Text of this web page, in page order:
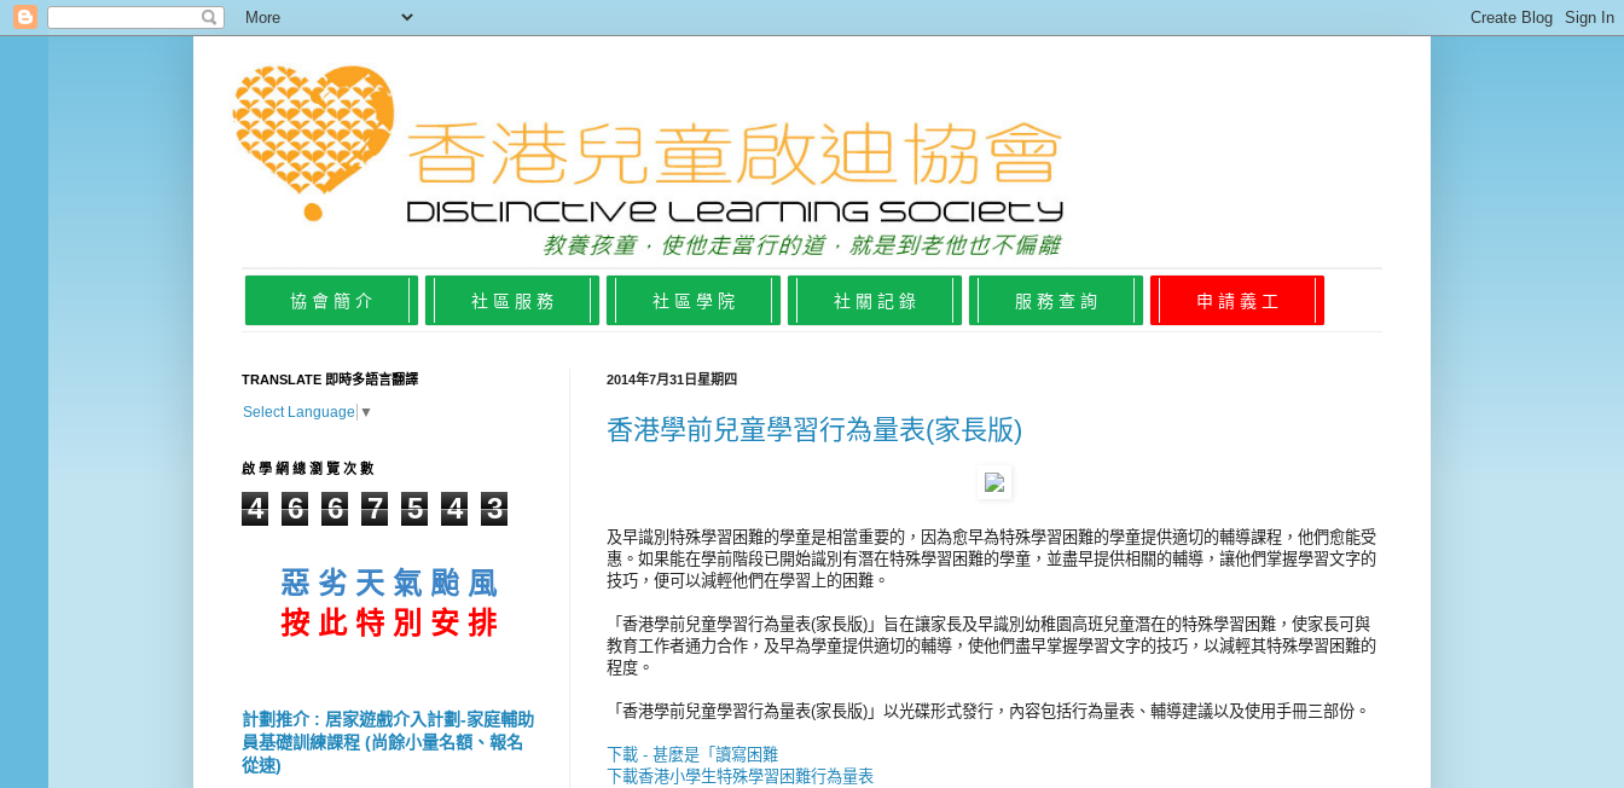
協 會 簡 介 社 區 服 務 社 區 學 院 社 關 記 錄 服 務 查 詢 申 請 義 工
2014年7月31日星期四
香港學前兒童學習行為量表(家長版)
及早識別特殊學習困難的學童是相當重要的，因為愈早為特殊學習困難的學童提供適切的輔導課程，他們愈能受
惠。如果能在學前階段已開始識別有潛在特殊學習困難的學童，並盡早提供相關的輔導，讓他們掌握學習文字的
技巧，便可以減輕他們在學習上的困難。
「香港學前兒童學習行為量表(家長版)」旨在讓家長及早識別幼稚園高班兒童潛在的特殊學習困難，使家長可與
教育工作者通力合作，及早為學童提供適切的輔導，使他們盡早掌握學習文字的技巧，以減輕其特殊學習困難的
程度。
「香港學前兒童學習行為量表(家長版)」以光碟形式發行，內容包括行為量表、輔導建議以及使用手冊三部份。
下載 - 甚麼是「讀寫困難
下載香港小學生特殊學習困難行為量表
TRANSLATE 即時多語言翻譯
Select Language ▼
啟 學 網 總 瀏 覽 次 數
4 6 6 7 5 4 3
惡 劣 天 氣 颱 風
按 此 特 別 安 排
計劃推介 : 居家遊戲介入計劃-家庭輔助
員基礎訓練課程 (尚餘小量名額、報名
從速)